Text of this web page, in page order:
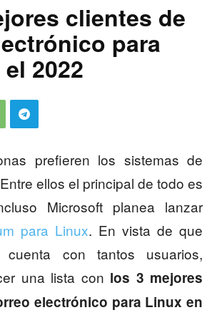
clientes de
para
2022
prefieren los sistemas de
ellos el principal de todo es
Microsoft planea lanzar
para Linux. En vista de que
cuenta con tantos usuarios,
una lista con los 3 mejores
electrónico para Linux en